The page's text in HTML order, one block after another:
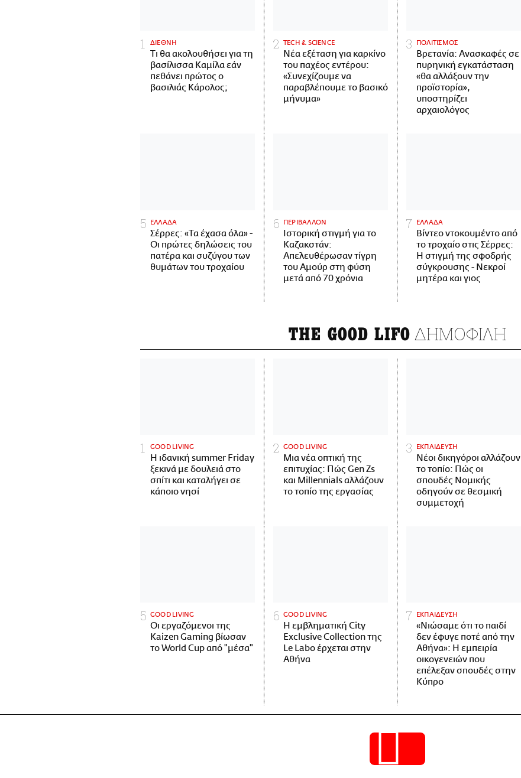
ΔΙΕΘΝΗ
Τι θα ακολουθήσει για τη
βασίλισσα Καμίλα εάν
πεθάνει πρώτος ο
βασιλιάς Κάρολος;
ΤECH & SCIENCE
Νέα εξέταση για καρκίνο
του παχέος εντέρου:
«Συνεχίζουμε να
παραβλέπουμε το βασικό
μήνυμα»
ΠΟΛΙΤΙΣΜΟΣ
Βρετανία: Ανασκαφές σε
πυρηνική εγκατάσταση
«θα αλλάξουν την
προϊστορία»,
υποστηρίζει
αρχαιολόγος
ΕΛΛΑΔΑ
Σέρρες: «Τα έχασα όλα» -
Οι πρώτες δηλώσεις του
πατέρα και συζύγου των
θυμάτων του τροχαίου
ΠΕΡΙΒΑΛΛΟΝ
Ιστορική στιγμή για το
Καζακστάν:
Απελευθέρωσαν τίγρη
του Αμούρ στη φύση
μετά από 70 χρόνια
ΕΛΛΑΔΑ
Βίντεο ντοκουμέντο από
το τροχαίο στις Σέρρες:
Η στιγμή της σφοδρής
σύγκρουσης - Νεκροί
μητέρα και γιος
THE GOOD LIFO ΔΗΜΟΦΙΛΗ
GOOD LIVING
Η ιδανική summer Friday
ξεκινά με δουλειά στο
σπίτι και καταλήγει σε
κάποιο νησί
GOOD LIVING
Μια νέα οπτική της
επιτυχίας: Πώς Gen Zs
και Millennials αλλάζουν
το τοπίο της εργασίας
ΕΚΠΑΙΔΕΥΣΗ
Νέοι δικηγόροι αλλάζουν
το τοπίο: Πώς οι
σπουδές Νομικής
οδηγούν σε θεσμική
συμμετοχή
GOOD LIVING
Οι εργαζόμενοι της
Kaizen Gaming βίωσαν
το World Cup από "μέσα"
GOOD LIVING
Η εμβληματική City
Exclusive Collection της
Le Labo έρχεται στην
Αθήνα
ΕΚΠΑΙΔΕΥΣΗ
«Νιώσαμε ότι το παιδί
δεν έφυγε ποτέ από την
Αθήνα»: Η εμπειρία
οικογενειών που
επέλεξαν σπουδές στην
Κύπρο